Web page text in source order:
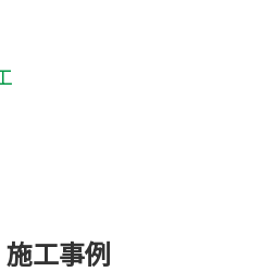
施工事例